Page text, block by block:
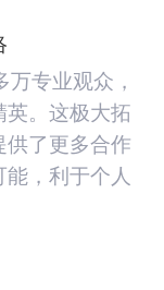
专业观众，
。这极大拓
供了更多合作
，利于个人